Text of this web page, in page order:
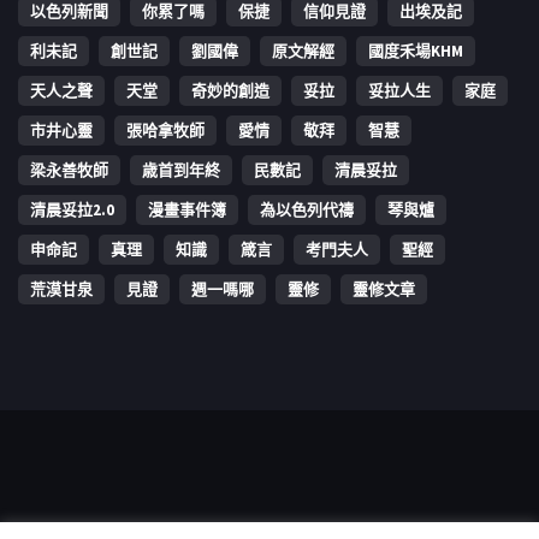
以色列新聞
你累了嗎 保捷 信仰見證
出埃及記
利未記
創世記 劉國偉 原文解經
國度禾場KHM
天人之聲
天堂 奇妙的創造 妥拉 妥拉人生
家庭
市井心靈
張哈拿牧師 愛情 敬拜
智慧
梁永善牧師
歳首到年終 民數記
清晨妥拉
清晨妥拉2.0
漫畫事件簿 為以色列代禱
琴與爐
申命記
真理 知識 箴言 考門夫人
聖經
荒漠甘泉
見證 週一嗎哪 靈修 靈修文章